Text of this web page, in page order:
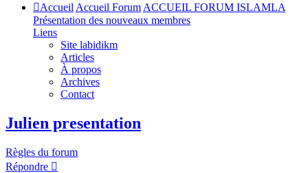
Accueil Accueil Forum ACCUEIL FORUM ISLAMLA
Présentation des nouveaux membres
Liens
Site labidikm
Articles
À propos
Archives
Contact
Julien presentation
Règles du forum
Répondre